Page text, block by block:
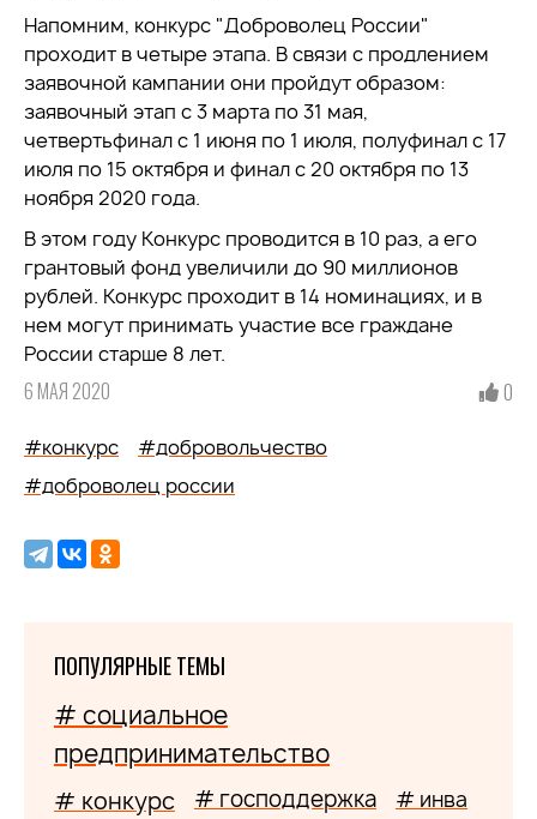
Напомним, конкурс "Доброволец России"
проходит в четыре этапа. В связи с продлением
заявочной кампании они пройдут образом:
заявочный этап с 3 марта по 31 мая,
четвертьфинал с 1 июня по 1 июля, полуфинал с 17
июля по 15 октября и финал с 20 октября по 13
ноября 2020 года.
В этом году Конкурс проводится в 10 раз, а его
грантовый фонд увеличили до 90 миллионов
рублей. Конкурс проходит в 14 номинациях, и в
нем могут принимать участие все граждане
России старше 8 лет.
6 МАЯ 2020 0
#конкурс
#добровольчество
#доброволец россии
ПОПУЛЯРНЫЕ ТЕМЫ
# социальное
предпринимательство
# конкурс # господдержка # инва